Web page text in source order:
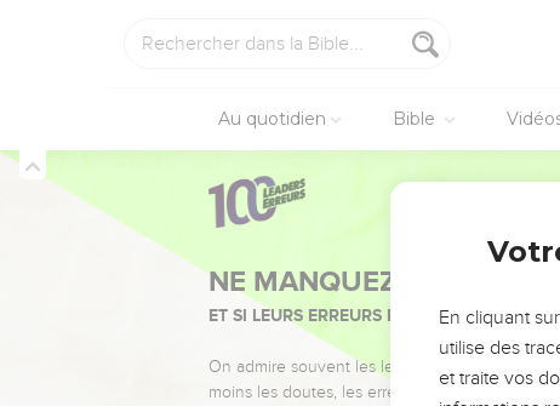
Au quotidien Bible
NE MANQUEZ PAS
ET SI LEURS ERREURS POUVAIENT VOUS
On admire souvent les leaders pour leurs
moins les doutes, les erreurs et les saisons
En cliquant
utilise des
et traite vos